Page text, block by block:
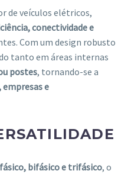
de veículos elétricos,
conectividade e
Com um design robusto
tanto em áreas internas
postes, tornando-se a
empresas e
bifásico e trifásico, o